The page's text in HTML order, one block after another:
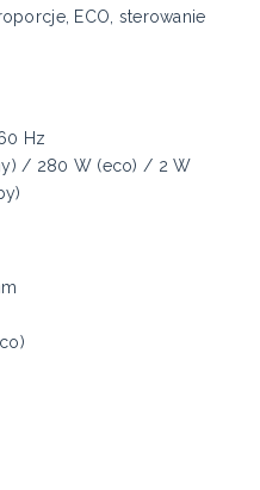
ECO, sterowanie
Hz
/ 280 W (eco) / 2 W